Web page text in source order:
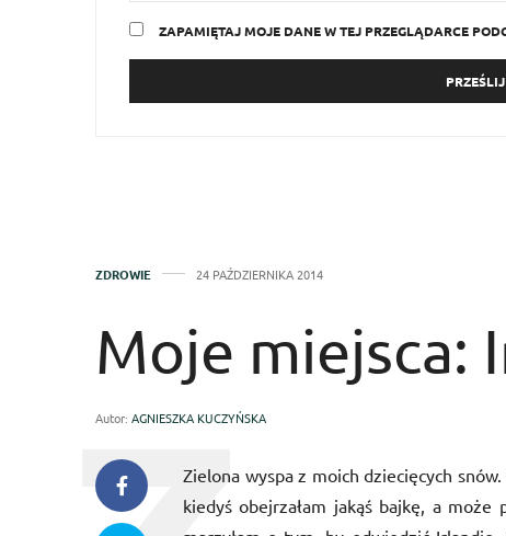
ZAPAMIĘTAJ MOJE DANE W TEJ PRZEGLĄDARCE
ZDROWIE 24 PAŹDZIERNIKA 2014
Moje miejsca:
Autor: AGNIESZKA KUCZYŃSKA
Zielona wyspa z moich dziecięcych
kiedyś obejrzałam jakąś bajkę, a